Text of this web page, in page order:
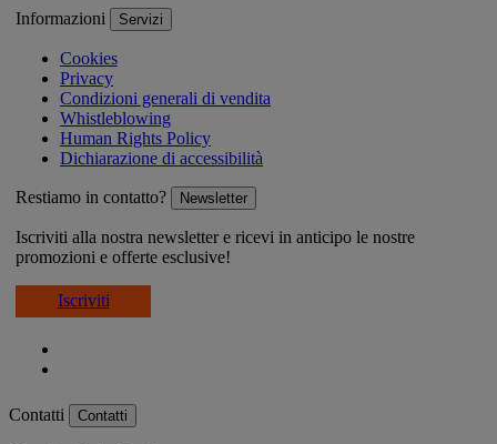
Informazioni Servizi
Cookies
Privacy
Condizioni generali di vendita
Whistleblowing
Human Rights Policy
Dichiarazione di accessibilità
Restiamo in contatto? Newsletter
Iscriviti alla nostra newsletter e ricevi in anticipo le nostre
promozioni e offerte esclusive!
Iscriviti
Contatti Contatti